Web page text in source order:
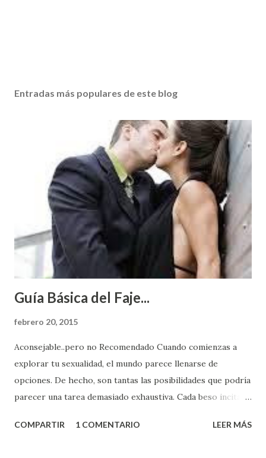
Entradas más populares de este blog
Guía Básica del Faje...
febrero 20, 2015
Aconsejable..pero no Recomendado Cuando comienzas a
explorar tu sexualidad, el mundo parece llenarse de
opciones. De hecho, son tantas las posibilidades que podría
parecer una tarea demasiado exhaustiva. Cada beso incita
partes de ti que jamás hubieras imaginado. El problema es
COMPARTIR 1 COMENTARIO LEER MÁS